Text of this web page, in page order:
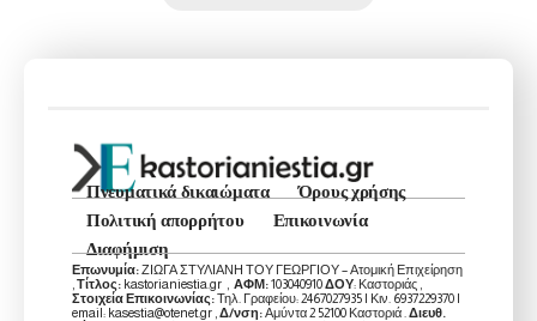
Πνευματικά δικαιώματα
Όρους χρήσης
Πολιτική απορρήτου
Επικοινωνία
Διαφήμιση
Επωνυμία:ΖΙΩΓΑ ΣΤΥΛΙΑΝΗ ΤΟΥ ΓΕΩΡΓΙΟΥ – Ατομική Επιχείρηση
Τίτλος: kastorianiestia.gr , ΑΦΜ:103040910ΔΟΥ: Καστοριάς ,
Στοιχεία Επικοινωνίας:Τηλ. Γραφείου: 2467027935 | Κιν. 6937229370 |
email: kasestia@otenet.gr , Δ/νση:Αμύντα 2 52100 Καστοριά . Διευθ.